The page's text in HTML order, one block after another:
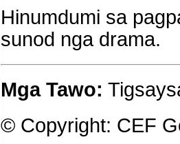
Hinumdumi sa
sunod nga drama.
Mga Tawo:
© Copyright: CEF